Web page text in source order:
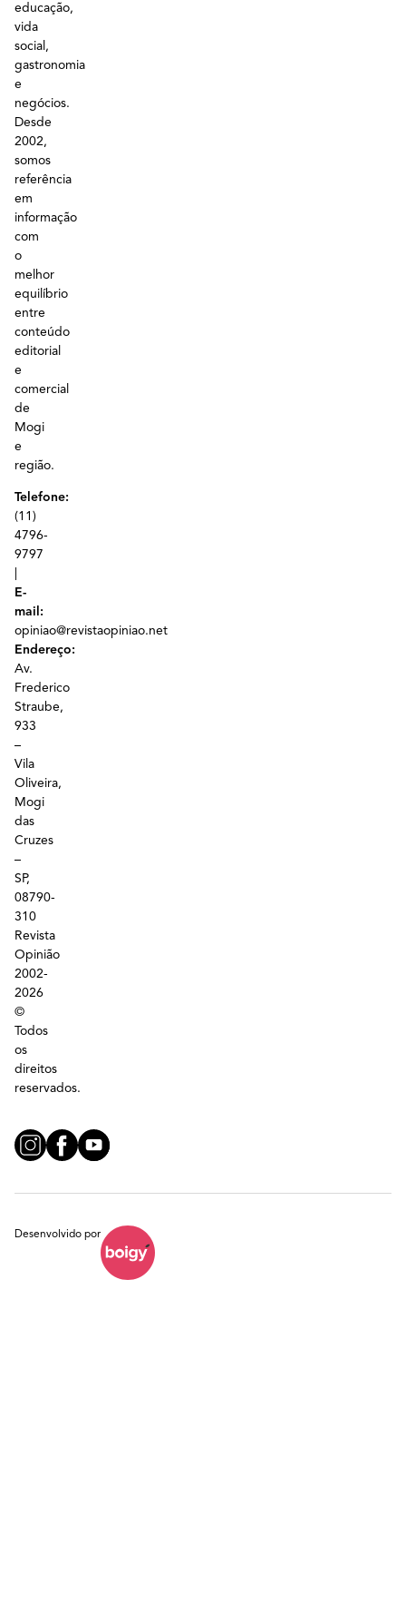
educação,
vida
social,
gastronomia
e
negócios.
Desde
2002,
somos
referência
em
informação
com
o
melhor
equilíbrio
entre
conteúdo
editorial
e
comercial
de
Mogi
e
região.
Telefone:
(11)
4796-
9797
E-
mail:
opiniao@revistaopiniao.net
Endereço:
Av.
Frederico
Straube,
933
–
Vila
Oliveira,
Mogi
das
Cruzes
–
SP,
08790-
310
Revista
Opinião
2002-
2026
©
Todos
os
direitos
reservados.
Desenvolvido por